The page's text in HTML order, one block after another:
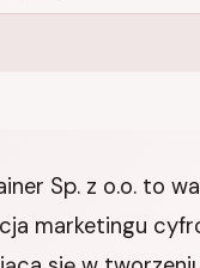
Sp. z o.o. to
marketingu